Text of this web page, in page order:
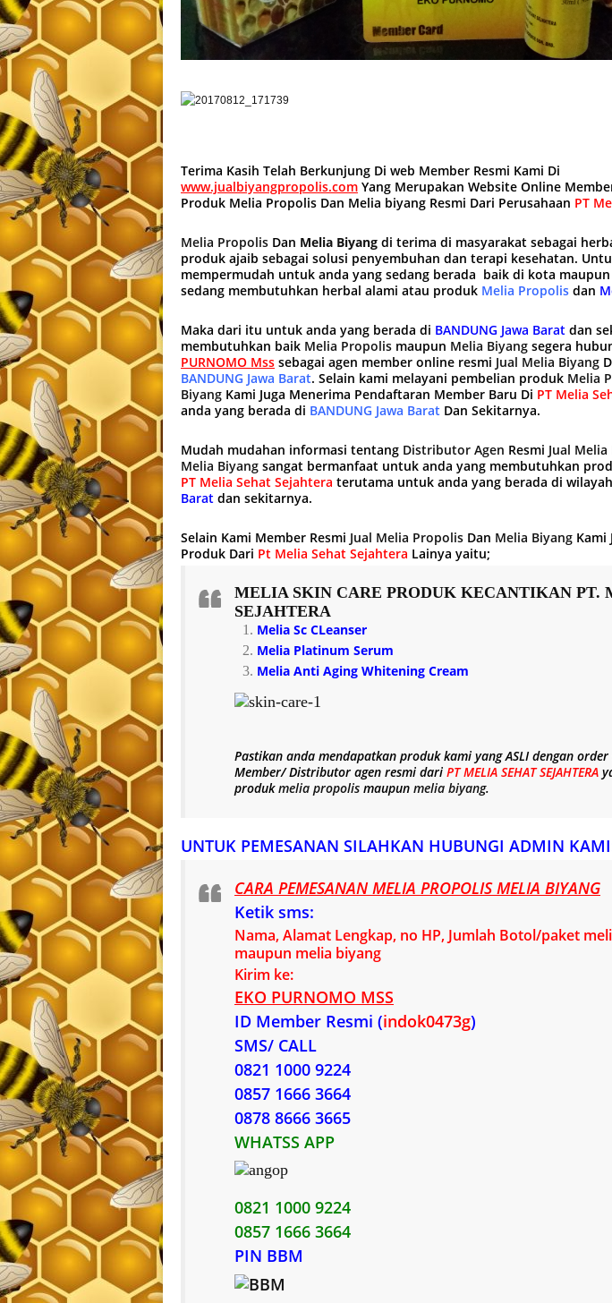
Terima Kasih Telah Berkunjung Di web Member Resmi Kami Di
www.jualbiyangpropolis.com Yang Merupakan Website Online
Produk Melia Propolis Dan Melia biyang Resmi Dari Perusahaan PT
Melia Propolis Dan Melia Biyang di terima di masyarakat sebagai
produk ajaib sebagai solusi penyembuhan dan terapi kesehatan.
mempermudah untuk anda yang sedang berada baik di kota
sedang membutuhkan herbal alami atau produk Melia Propolis dan
Maka dari itu untuk anda yang berada di BANDUNG Jawa Barat dan
membutuhkan baik Melia Propolis maupun Melia Biyang segera
PURNOMO Mss sebagai agen member online resmi Jual Melia Biyang
BANDUNG Jawa Barat. Selain kami melayani pembelian produk Melia
Biyang Kami Juga Menerima Pendaftaran Member Baru Di PT Melia
anda yang berada di BANDUNG Jawa Barat Dan Sekitarnya.
Mudah mudahan informasi tentang Distributor Agen Resmi Jual
Melia Biyang sangat bermanfaat untuk anda yang membutuhkan
PT Melia Sehat Sejahtera terutama untuk anda yang berada di wilayah
Barat dan sekitarnya.
Selain Kami Member Resmi Jual Melia Propolis Dan Melia Biyang Kami
Produk Dari Pt Melia Sehat Sejahtera Lainya yaitu;
MELIA SKIN CARE PRODUK KECANTIKAN PT.
SEJAHTERA
Melia Sc CLeanser
Melia Platinum Serum
Melia Anti Aging Whitening Cream
Pastikan anda mendapatkan produk kami yangASLIdengan
Member/ Distributor agen resmi dari PT MELIA SEHAT SEJAHTERA
produkmelia propolis maupun melia biyang.
UNTUK PEMESANAN SILAHKAN HUBUNGI ADMIN
CARA PEMESANAN MELIA PROPOLIS MELIA BIYANG
Ketik sms:
Nama, Alamat Lengkap, no HP, Jumlah Botol/paket
maupun melia biyang
Kirim ke:
EKO PURNOMO MSS
ID Member Resmi (indok0473g)
SMS/ CALL
0821 1000 9224
0857 1666 3664
0878 8666 3665
WHATSS APP
0821 1000 9224
0857 1666 3664
PIN BBM